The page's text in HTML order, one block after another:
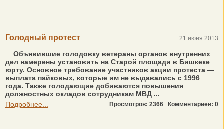
Голодный протест 21 июня 2013
Объявившие голодовку ветераны органов внутренних
дел намерены установить на Старой площади в Бишкеке
юрту. Основное требование участников акции протеста —
выплата пайковых, которые им не выдавались с 1996
года. Также голодающие добиваются повышения
должностных окладов сотрудникам МВД ...
Подробнее...
Просмотров: 2366 Комментариев: 0